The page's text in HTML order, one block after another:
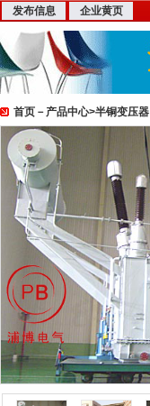
发布信息 企业黄页
首页 － 产品中心>半铜变压器